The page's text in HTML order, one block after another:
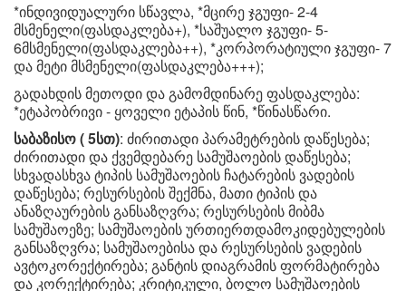
*ინდივიდუალური სწავლა, *მცირე ჯგუფი- 2-4
მსმენელი(ფასდაკლება+), *საშუალო ჯგუფი- 5-
6მსმენელი(ფასდაკლება++), *კორპორატიული ჯგუფი- 7
და მეტი მსმენელი(ფასდაკლება+++);
გადახდის მეთოდი და გამომდინარე ფასდაკლება:
*ეტაპობრივი - ყოველი ეტაპის წინ, *წინასწარი.
საბაზისო ( 5სთ): ძირითადი პარამეტრების დაწესება;
ძირითადი და ქვემდებარე სამუშაოების დაწესება;
სხვადასხვა ტიპის სამუშაოების ჩატარების ვადების
დაწესება; რესურსების შექმნა, მათი ტიპის და
ანაზღაურების განსაზღვრა; რესურსების მიბმა
სამუშაოეზე; სამუშაოების ურთიერთდამოკიდებულების
განსაზღვრა; სამუშაოებისა და რესურსების ვადების
ავტოკორექტირება; განტის დიაგრამის ფორმატირება
და კორექტირება; კრიტიკული, ბოლო სამუშაოების